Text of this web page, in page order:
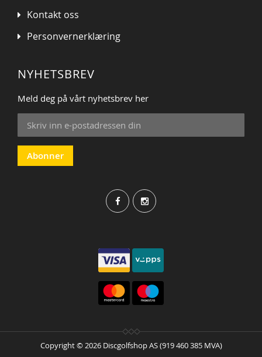
Kontakt oss
Personvernerklæring
NYHETSBREV
Meld deg på vårt nyhetsbrev her
Sign
Up
for
Our
Newsletter:
Abonner
Copyright © 2026 Discgolfshop AS (919 460 385 MVA)